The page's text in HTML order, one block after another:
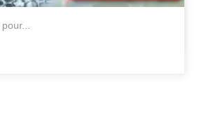
pour...